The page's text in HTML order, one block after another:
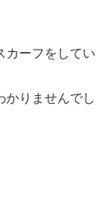
カーフをしてい
かりませんでし